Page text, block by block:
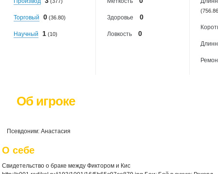
Торговый 0 (36.80)
Научный 1 (10)
Здоровье 0
Ловкость 0
Об игроке
Псевдоним: Анастасия
О себе
Свидетельство о браке между Фиктором и Кис